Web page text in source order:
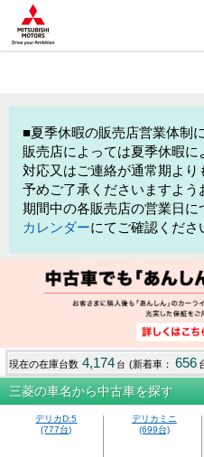
■夏季休暇の販売店営業体制
販売店によっては夏季休暇
対応又はご連絡が通常期より
予めご了承くださいますよう
期間中の各販売店の営業日に
カレンダーにてご確認くださ
現在の在庫台数 4,174 台 (新着車： 656
三菱の車名から中古車を探す
デリカミニ
(699台)